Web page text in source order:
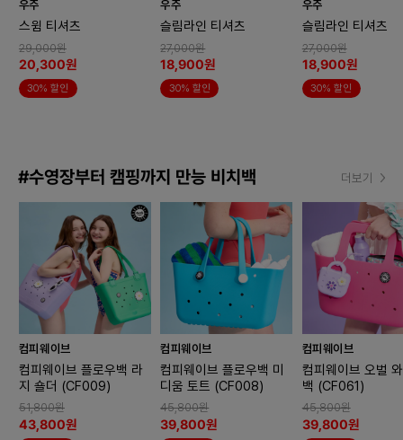
우주
스윔 티셔츠
29,000원
20,300원
30% 할인
우주
슬림라인 티셔츠
27,000원
18,900원
30% 할인
우주
슬림라인 티셔츠
27,000원
18,900원
30% 할인
#수영장부터 캠핑까지 만능 비치백 더보기
컴피웨이브
컴피웨이브 플로우백 라
지 숄더 (CF009)
51,800원
43,800원
컴피웨이브
컴피웨이브 플로우백 미
디움 토트 (CF008)
45,800원
39,800원
컴피웨이브
컴피웨이브 오벌
백 (CF061)
45,800원
39,800원